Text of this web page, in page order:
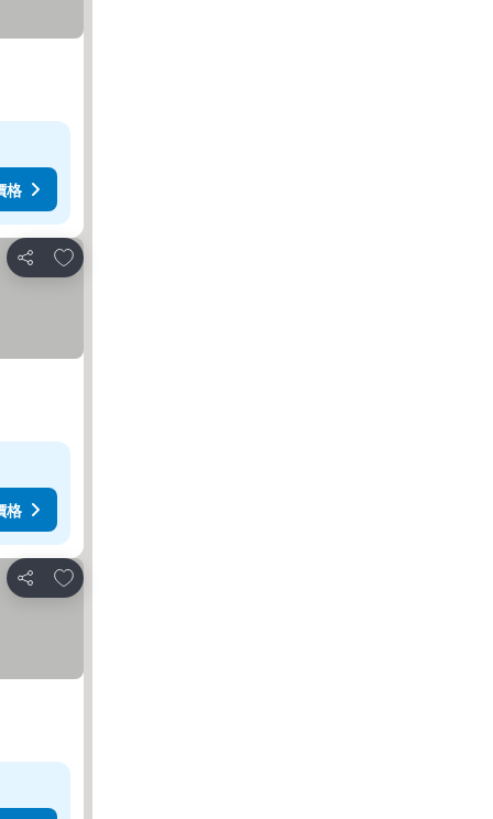
格
分享
加入我的最愛
格
分享
加入我的最愛